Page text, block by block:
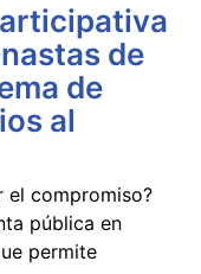
de
de
al
el compromiso?
pública en
permite